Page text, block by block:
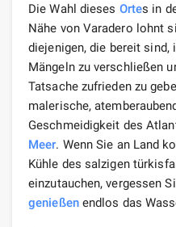
Die Wahl dieses Ortes in
Nähe von Varadero lohnt
diejenigen, die bereit sind,
Mängeln zu verschließen
Tatsache zufrieden zu
malerische,
Geschmeidigkeit des
Meer. Wenn Sie an Land
Kühle des salzigen
einzutauchen, vergessen
genießenendlos das